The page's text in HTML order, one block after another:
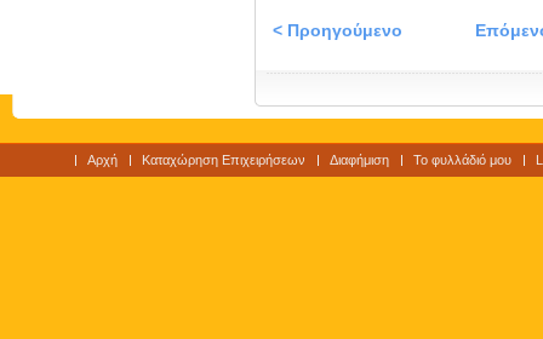
< Προηγούμενο
Αρχή Καταχώρηση Επιχειρήσεων Διαφήμιση Το φυλλάδιό μου